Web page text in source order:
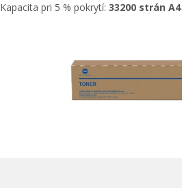
Kapacita pri 5 % pokrytí:33200 strán A4